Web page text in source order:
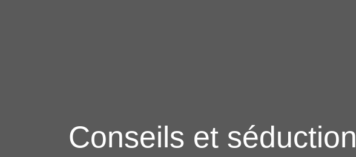
Conseils et séduction